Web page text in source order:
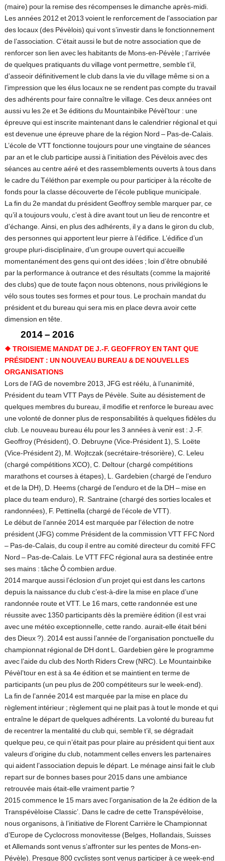
(maire) pour la remise des récompenses le dimanche après-midi.
Les années 2012 et 2013 voient le renforcement de l’association par
des locaux (des Pévèlois) qui vont s’investir dans le fonctionnement
de l’association. C’était aussi le but de notre association que de
renforcer son lien avec les habitants de Mons-en-Pévèle ; l’arrivée
de quelques pratiquants du village vont permettre, semble t’il,
d’asseoir définitivement le club dans la vie du village même si on a
l’impression que les élus locaux ne se rendent pas compte du travail
des adhérents pour faire connaître le village. Ces deux années ont
aussi vu les 2e et 3e éditions du Mountainbike Pévèl’tour : une
épreuve qui est inscrite maintenant dans le calendrier régional et qui
est devenue une épreuve phare de la région Nord – Pas-de-Calais.
L’école de VTT fonctionne toujours pour une vingtaine de séances
par an et le club participe aussi à l’initiation des Pévèlois avec des
séances au centre aéré et des rassemblements ouverts à tous dans
le cadre du Téléthon par exemple ou pour participer à la récolte de
fonds pour la classe découverte de l’école publique municipale.
La fin du 2e mandat du président Geoffroy semble marquer par, ce
qu’il a toujours voulu, c’est à dire avant tout un lieu de rencontre et
d’échange. Ainsi, en plus des adhérents, il y a dans le giron du club,
des personnes qui apportent leur pierre à l’édifice. L’édifice d’un
groupe pluri-disciplinaire, d’un groupe ouvert qui accueille
momentanément des gens qui ont des idées ; loin d’être obnubilé
par la performance à outrance et des résultats (comme la majorité
des clubs) que de toute façon nous obtenons, nous privilégions le
vélo sous toutes ses formes et pour tous. Le prochain mandat du
président et du bureau qui sera mis en place devra avoir cette
dimension en tête.
2014 – 2016
❖ TROISIEME MANDAT DE J.-F. GEOFFROY EN TANT QUE
PRÉSIDENT : UN NOUVEAU BUREAU & DE NOUVELLES
ORGANISATIONS
Lors de l’AG de novembre 2013, JFG est réélu, à l’unanimité,
Président du team VTT Pays de Pévèle. Suite au désistement de
quelques membres du bureau, il modifie et renforce le bureau avec
une volonté de donner plus de responsabilités à quelques fidèles du
club. Le nouveau bureau élu pour les 3 années à venir est : J.-F.
Geoffroy (Président), O. Debruyne (Vice-Président 1), S. Loëte
(Vice-Président 2), M. Wojtczak (secrétaire-trésorière), C. Leleu
(chargé compétitions XCO), C. Deltour (chargé compétitions
marathons et courses à étapes), L. Gardebien (chargé de l’enduro
et de la DH), D. Heems (chargé de l’enduro et de la DH – mise en
place du team enduro), R. Santraine (chargé des sorties locales et
randonnées), F. Pettinella (chargé de l’école de VTT).
Le début de l’année 2014 est marquée par l’élection de notre
président (JFG) comme Président de la commission VTT FFC Nord
– Pas-de-Calais, du coup il entre au comité directeur du comité FFC
Nord – Pas-de-Calais. Le VTT FFC régional aura sa destinée entre
ses mains : tâche Ô combien ardue.
2014 marque aussi l’éclosion d’un projet qui est dans les cartons
depuis la naissance du club c’est-à-dire la mise en place d’une
randonnée route et VTT. Le 16 mars, cette randonnée est une
réussite avec 1350 participants dès la première édition (il est vrai
avec une météo exceptionnelle, cette rando. aurait-elle était béni
des Dieux ?). 2014 est aussi l’année de l’organisation ponctuelle du
championnat régional de DH dont L. Gardebien gère le programme
avec l’aide du club des North Riders Crew (NRC). Le Mountainbike
Pévèl’tour en est à sa 4e édition et se maintient en terme de
participants (un peu plus de 200 compétiteurs sur le week-end).
La fin de l’année 2014 est marquée par la mise en place du
règlement intérieur ; règlement qui ne plait pas à tout le monde et qui
entraîne le départ de quelques adhérents. La volonté du bureau fut
de recentrer la mentalité du club qui, semble t’il, se dégradait
quelque peu, ce qui n’était pas pour plaire au président qui tient aux
valeurs d’origine du club, notamment celles envers les partenaires
qui aident l’association depuis le départ. Le ménage ainsi fait le club
repart sur de bonnes bases pour 2015 dans une ambiance
retrouvée mais était-elle vraiment partie ?
2015 commence le 15 mars avec l’organisation de la 2e édition de la
Transpévèloise Classic’. Dans le cadre de cette Transpévèloise,
nous organisons, à l’initiative de Florent Carrière le Championnat
d’Europe de Cyclocross monovitesse (Belges, Hollandais, Suisses
et Allemands sont venus s’affronter sur les pentes de Mons-en-
Pévèle). Presque 800 cyclistes sont venus participer à ce week-end